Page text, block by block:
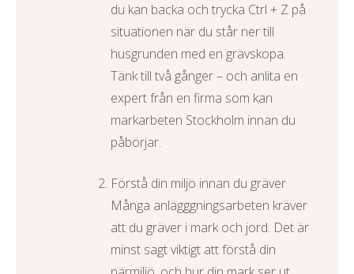
du kan backa och trycka Ctrl + Z på
situationen när du står ner till
husgrunden med en grävskopa.
Tänk till två gånger – och anlita en
expert från en firma som kan
markarbeten Stockholm innan du
påbörjar.
Förstå din miljö innan du gräver
Många anlägggningsarbeten kräver
att du gräver i mark och jord. Det är
minst sagt viktigt att förstå din